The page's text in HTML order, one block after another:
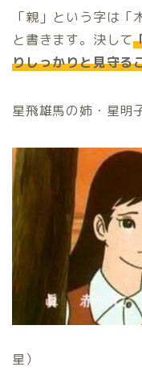
「親」という字は
と書きます。決して
りしっかりと見守る
星飛雄馬の姉・星明
星）